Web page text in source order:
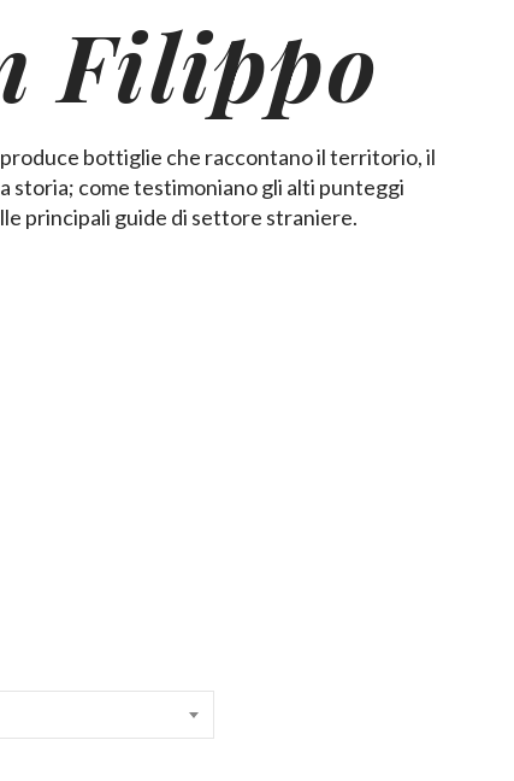
Filippo
produce bottiglie che raccontano il territorio, il
storia; come testimoniano gli alti punteggi
principali guide di settore straniere.